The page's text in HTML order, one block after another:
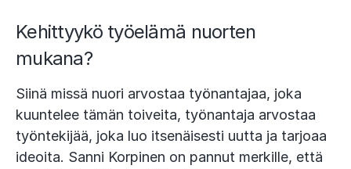
Kehittyykö työelämä nuorten
mukana?
Siinä missä nuori arvostaa työnantajaa, joka
kuuntelee tämän toiveita, työnantaja arvostaa
työntekijää, joka luo itsenäisesti uutta ja tarjoaa
ideoita. Sanni Korpinen on pannut merkille, että